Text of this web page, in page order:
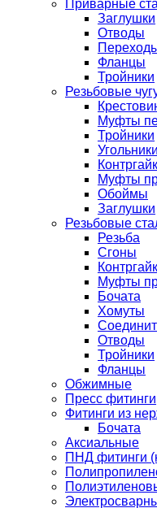
Приварные
Заглушки
Отводы
Фланцы
Тройники
Резьбовые
Муфты
Тройники
Муфты
Обоймы
Заглушки
Резьбовые
Резьба
Сгоны
Муфты
Бочата
Хомуты
Отводы
Тройники
Фланцы
Обжимные
Пресс фитинги
Фитинги из
Бочата
Аксиальные
ПНД фитинги